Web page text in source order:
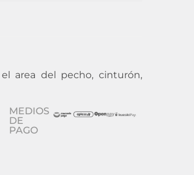
area del pecho, cinturón,
MEDIOS
DE
PAGO